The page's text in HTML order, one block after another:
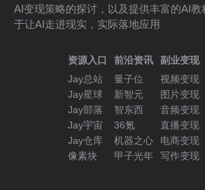
AI变现策略的探讨，以及提供丰富的AI教
于让AI走进现实，实际落地应用
资源入口
Jay总站
Jay星球
Jay部落
Jay宇宙
Jay仓库
像素块
前沿资讯
量子位
新智元
智东西
36氪
机器之心
甲子光年
副业变现
视频变现
图片变现
音频变现
直播变现
电商变现
写作变现